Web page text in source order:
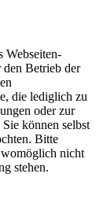
Webseiten-
Betrieb der
die lediglich zu
oder zur
können selbst
Bitte
womöglich nicht
stehen.